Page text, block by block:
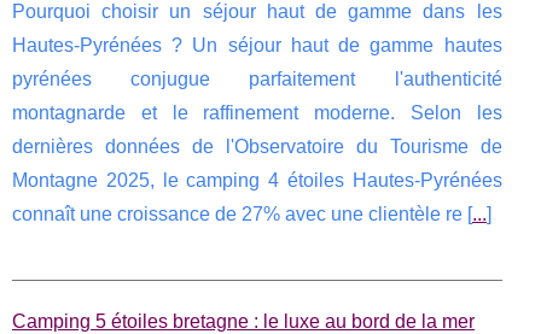
Pourquoi choisir un séjour haut de gamme dans les
Hautes-Pyrénées ? Un séjour haut de gamme hautes
pyrénées conjugue parfaitement l'authenticité
montagnarde et le raffinement moderne. Selon les
dernières données de l'Observatoire du Tourisme de
Montagne 2025, le camping 4 étoiles Hautes-Pyrénées
connaît une croissance de 27% avec une clientèle re [ ...
Camping 5 étoiles bretagne : le luxe au bord de la mer